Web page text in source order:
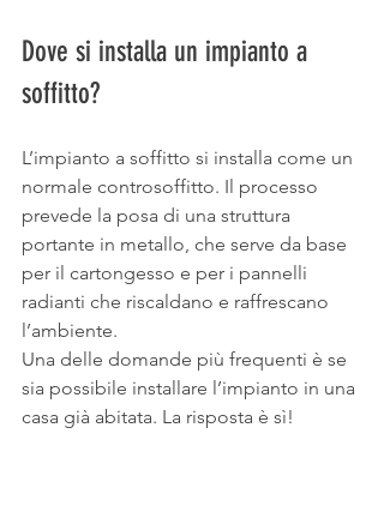
Dove si installa un impianto a
soffitto?
L’impianto a soffitto si installa come un
normale controsoffitto. Il processo
prevede la posa di una struttura
portante in metallo, che serve da base
per il cartongesso e per i pannelli
radianti che riscaldano e raffrescano
l’ambiente.
Una delle domande più frequenti è se
sia possibile installare l’impianto in una
casa già abitata. La risposta è sì!